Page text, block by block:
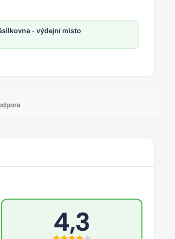
- výdejní místo
4,3